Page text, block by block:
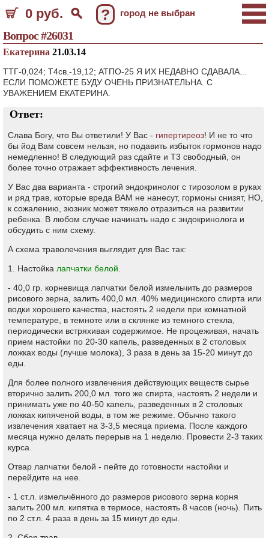
0 руб. ? город не выбран
Вопрос #26031
Екатерина 21.03.14
ТТГ-0,024; Т4св.-19,12; АТПО-25 Я ИХ НЕДАВНО СДАВАЛА...
ЕСЛИ ПОМОЖЕТЕ БУДУ ОЧЕНЬ ПРИЗНАТЕЛЬНА. С
УВАЖЕНИЕМ ЕКАТЕРИНА.
Ответ:
Слава Богу, что Вы ответили! У Вас - гипертиреоз! И не то что
бы йод Вам совсем нельзя, но подавить избыток гормонов надо
немедленно! В следующий раз сдайте и Т3 свободный, он
более точно отражает эффективность лечения.
У Вас два варианта - строгий эндокринолог с тирозолом в руках
и ряд трав, которые вреда ВАМ не нанесут, гормоны снизят, НО,
к сожалению, зюзник может тяжело отразиться на развитии
ребенка. В любом случае начинать надо с эндокринолога и
обсудить с ним схему.
А схема траволечения выглядит для Вас так:
1. Настойка лапчатки белой
- 40,0 гр. корневища лапчатки белой измельчить до размеров
рисового зерна, залить 400,0 мл. 40% медицинского спирта или
водки хорошего качества, настоять 2 недели при комнатной
температуре, в темноте или в склянке из темного стекла,
периодически встряхивая содержимое. Не процеживая, начать
прием настойки по 20-30 капель, разведенных в 2 столовых
ложках воды (лучше молока), 3 раза в день за 15-20 минут до
еды.
Для более полного извлечения действующих веществ сырье
вторично залить 200,0 мл. того же спирта, настоять 2 недели и
принимать уже по 40-50 капель, разведенных в 2 столовых
ложках кипяченой воды, в том же режиме. Обычно такого
извлечения хватает на 3-3,5 месяца приема. После каждого
месяца нужно делать перерыв на 1 неделю. Провести 2-3 таких
курса.
Отвар лапчатки белой - пейте до готовности настойки и
перейдите на нее.
- 1 ст.л. измельчённого до размеров рисового зерна корня
залить 200 мл. кипятка в термосе, настоять 8 часов (ночь). Пить
по 2 ст.л. 4 раза в день за 15 минут до еды.